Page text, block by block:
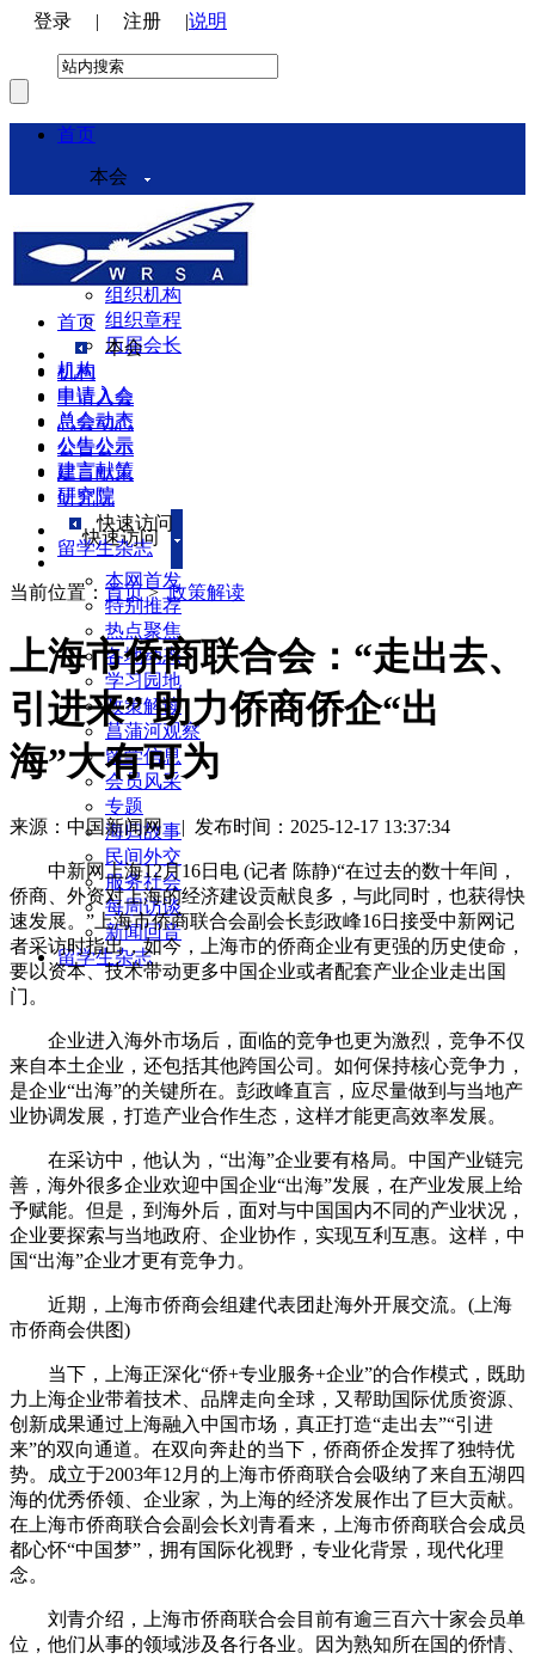
登录 | 注册 |说明
首页
本会
本会介绍
领导机构
理事会
组织机构
组织章程
历届会长
机构
申请入会
总会动态
公告公示
建言献策
研究院
快速访问
本网首发
特别推荐
热点聚焦
各地动态
学习园地
政策解读
菖蒲河观察
留学信息
会员风采
专题
海归故事
民间外交
服务社会
每周访谈
新闻回音
留学生杂志
首页
本会
机构
申请入会
总会动态
公告公示
建言献策
研究院
快速访问
留学生杂志
当前位置： 首页>政策解读
上海市侨商联合会：“走出去、
引进来” 助力侨商侨企“出
海”大有可为
来源：中国新闻网 | 发布时间：2025-12-17 13:37:34
中新网上海12月16日电 (记者 陈静)“在过去的数十年间，
侨商、外资对上海的经济建设贡献良多，与此同时，也获得快
速发展。”上海市侨商联合会副会长彭政峰16日接受中新网记
者采访时指出，如今，上海市的侨商企业有更强的历史使命，
要以资本、技术带动更多中国企业或者配套产业企业走出国
门。
企业进入海外市场后，面临的竞争也更为激烈，竞争不仅
来自本土企业，还包括其他跨国公司。如何保持核心竞争力，
是企业“出海”的关键所在。彭政峰直言，应尽量做到与当地产
业协调发展，打造产业合作生态，这样才能更高效率发展。
在采访中，他认为，“出海”企业要有格局。中国产业链完
善，海外很多企业欢迎中国企业“出海”发展，在产业发展上给
予赋能。但是，到海外后，面对与中国国内不同的产业状况，
企业要探索与当地政府、企业协作，实现互利互惠。这样，中
国“出海”企业才更有竞争力。
近期，上海市侨商会组建代表团赴海外开展交流。(上海
市侨商会供图)
当下，上海正深化“侨+专业服务+企业”的合作模式，既助
力上海企业带着技术、品牌走向全球，又帮助国际优质资源、
创新成果通过上海融入中国市场，真正打造“走出去”“引进
来”的双向通道。在双向奔赴的当下，侨商侨企发挥了独特优
势。成立于2003年12月的上海市侨商联合会吸纳了来自五湖四
海的优秀侨领、企业家，为上海的经济发展作出了巨大贡献。
在上海市侨商联合会副会长刘青看来，上海市侨商联合会成员
都心怀“中国梦”，拥有国际化视野，专业化背景，现代化理
念。
刘青介绍，上海市侨商联合会目前有逾三百六十家会员单
位，他们从事的领域涉及各行各业。因为熟知所在国的侨情、